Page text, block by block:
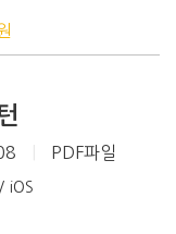
PDF파일
iOS